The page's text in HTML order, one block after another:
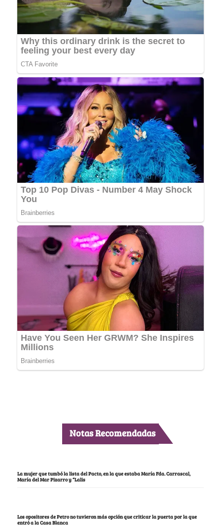
Notas Recomendadas
La mujer que tumbó la lista del Pacto, en la que estaba María Fda. Carrascal,
María del Mar Pizarro y “Lalis
Los opositores de Petro no tuvieron más opción que criticar la puerta por la que
entró a la Casa Blanca